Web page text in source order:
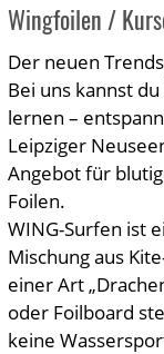
Wingfoilen /
Der neuen
Bei uns kannst
lernen –
Leipziger
Angebot für
Foilen.
WING-Surfen ist
Mischung aus
einer Art
oder Foilboard
keine